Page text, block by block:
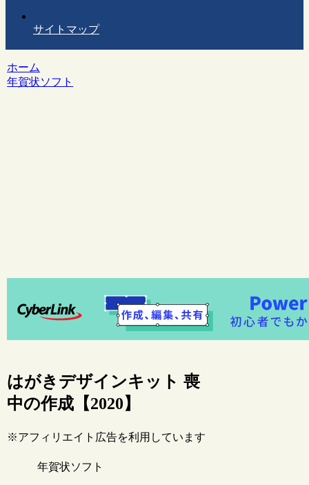
サイトマップ
ホーム
年賀状ソフト
はがきデザインキット 喪
中の作成【2020】
※アフィリエイト広告を利用しています
年賀状ソフト